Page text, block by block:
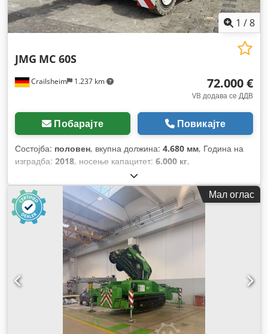
1 /8
Crailsheim 1.237 km
JMG MC 60S
72.000 €
VB додава се ДДВ
Побарајте Повикајте
Состојба: половен, вкупна должина: 4.680 мм, Година на
изградба: 2018, носење капацитет: 6.000 кг,
Мал оглас